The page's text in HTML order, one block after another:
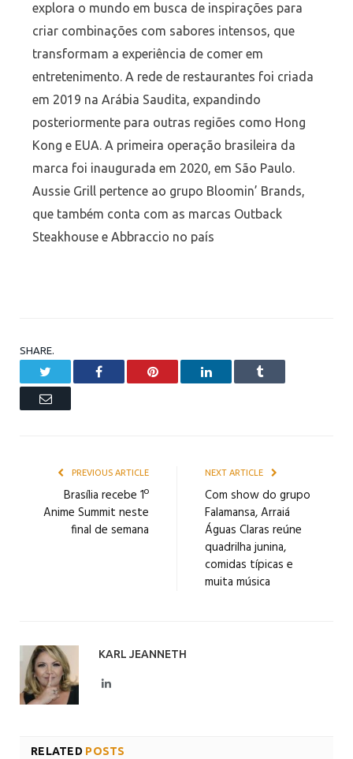
explora o mundo em busca de inspirações para
criar combinações com sabores intensos, que
transformam a experiência de comer em
entretenimento. A rede de restaurantes foi criada
em 2019 na Arábia Saudita, expandindo
posteriormente para outras regiões como Hong
Kong e EUA. A primeira operação brasileira da
marca foi inaugurada em 2020, em São Paulo.
Aussie Grill pertence ao grupo Bloomin’ Brands,
que também conta com as marcas Outback
Steakhouse e Abbraccio no país
SHARE.
Facebook Pinterest LinkedIn Tumblr
Email
PREVIOUS ARTICLE
Brasília recebe 1º
Anime Summit neste
final de semana
NEXT ARTICLE
Com show do grupo
Falamansa, Arraiá
Águas Claras reúne
quadrilha junina,
comidas típicas e
muita música
KARL JEANNETH
LinkedIn
RELATED POSTS